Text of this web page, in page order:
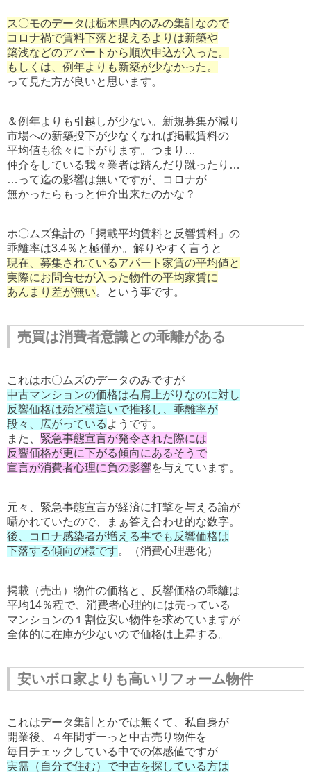
ス〇モのデータは栃木県内のみの集計なので
コロナ禍で賃料下落と捉えるよりは新築や
築浅などのアパートから順次申込が入った。
もしくは、例年よりも新築が少なかった。
って見た方が良いと思います。
＆例年よりも引越しが少ない。新規募集が減り
市場への新築投下が少なくなれば掲載賃料の
平均値も徐々に下がります。つまり…
仲介をしている我々業者は踏んだり蹴ったり…
…って迄の影響は無いですが、コロナが
無かったらもっと仲介出来たのかな？
ホ〇ムズ集計の「掲載平均賃料と反響賃料」の
乖離率は3.4％と極僅か。解りやすく言うと
現在、募集されているアパート家賃の平均値と
実際にお問合せが入った物件の平均家賃に
あんまり差が無い。という事です。
売買は消費者意識との乖離がある
これはホ〇ムズのデータのみですが
中古マンションの価格は右肩上がりなのに対し
反響価格は殆ど横這いで推移し、乖離率が
段々、広がっている ようです。
また、 緊急事態宣言が発令された際には
反響価格が更に下がる傾向にあるそうで
宣言が消費者心理に負の影響を与えています。
元々、緊急事態宣言が経済に打撃を与える論が
囁かれていたので、まぁ答え合わせ的な数字。
後、コロナ感染者が増える事でも反響価格は
下落する傾向の様です。（消費心理悪化）
掲載（売出）物件の価格と、反響価格の乖離は
平均14％程で、消費者心理的には売っている
マンションの１割位安い物件を求めていますが
全体的に在庫が少ないので価格は上昇する。
安いボロ家よりも高いリフォーム物件
これはデータ集計とかでは無くて、私自身が
開業後、４年間ずーっと中古売り物件を
毎日チェックしている中での体感値ですが
実需（自分で住む）で中古を探している方は